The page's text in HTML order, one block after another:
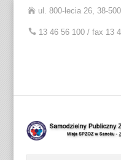
ul. 800-lecia 26, 38-
13 46 56 100 / fax 13